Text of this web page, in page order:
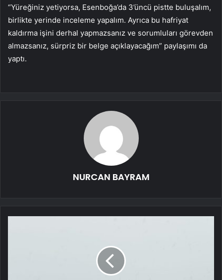
“Yüreğiniz yetiyorsa, Esenboğa’da 3’üncü pistte buluşalım,
birlikte yerinde inceleme yapalım. Ayrıca bu hafriyat
kaldırma işini derhal yapmazsanız ve sorumluları görevden
almazsanız, sürpriz bir belge açıklayacağım” paylaşımı da
yaptı.
NURCAN BAYRAM